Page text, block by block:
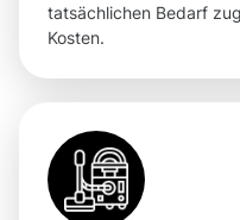
tatsächlichen Bedarf
Kosten.